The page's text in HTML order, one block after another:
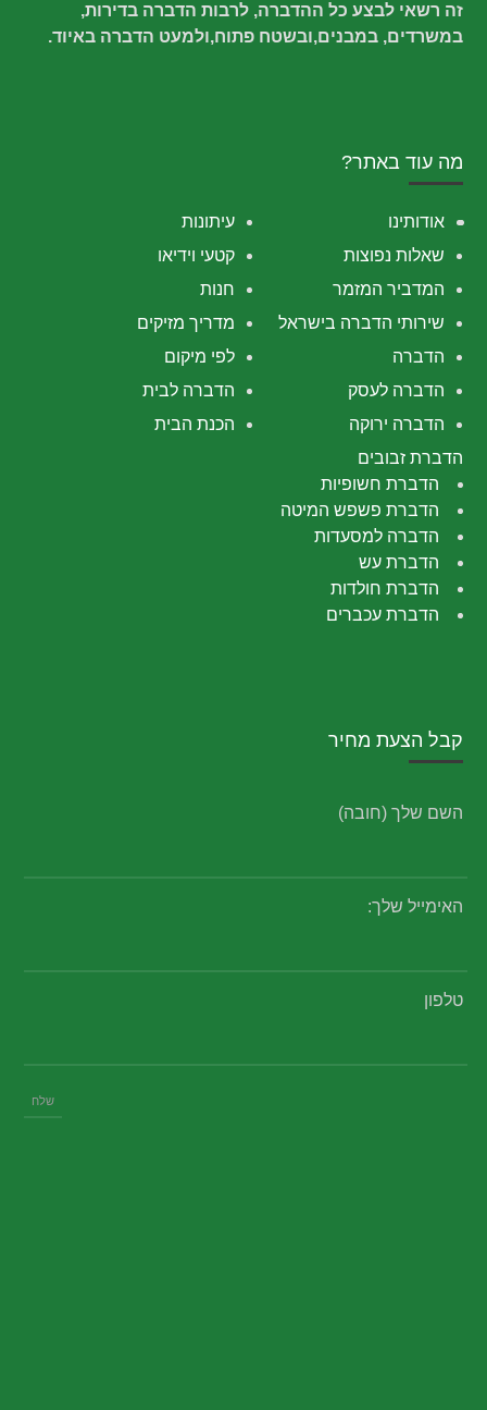
זה רשאי לבצע כל ההדברה, לרבות הדברה בדירות,
במשרדים, במבנים,ובשטח פתוח,ולמעט הדברה באיוד.
מה עוד באתר?
עיתונות
אודותינו
קטעי וידיאו
שאלות נפוצות
חנות
המדביר המזמר
מדריך מזיקים
שירותי הדברה בישראל
לפי מיקום
הדברה
הדברה לבית
הדברה לעסק
הכנת הבית
הדברה ירוקה
הדברת זבובים
הדברת חשופיות
הדברת פשפש המיטה
הדברה למסעדות
הדברת עש
הדברת חולדות
הדברת עכברים
קבל הצעת מחיר
השם שלך (חובה)
האימייל שלך:
טלפון